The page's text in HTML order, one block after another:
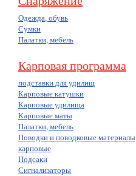
Одежда, обувь
Сумки
Палатки, мебель
Карповая программа
подставки для удилищ
Карповые катушки
Карповые удилища
Карповые маты
Палатки, мебель
Поводки и поводковые материалы
карповые
Подсаки
Сигнализаторы